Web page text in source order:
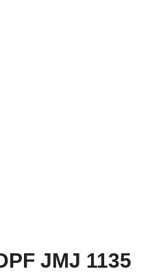
JMJ 1135